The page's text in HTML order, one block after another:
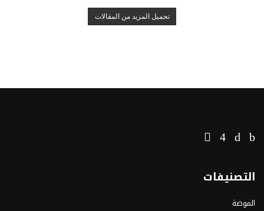
تحميل المزيد من المقالات
التصنيفات
الموضة